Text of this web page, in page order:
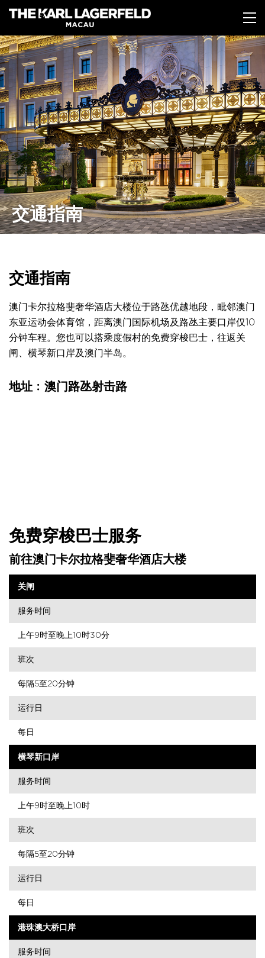
跳
转
到
主
要
内
容
交通指南
交通指南
澳门卡尔拉格斐奢华酒店大楼位于路氹优越地段，毗邻澳门
东亚运动会体育馆，距离澳门国际机场及路氹主要口岸仅10
分钟车程。您也可以搭乘度假村的免费穿梭巴士，往返关
闸、横琴新口岸及澳门半岛。
地址﹕澳门路氹射击路
免费穿梭巴士服务
前往澳门卡尔拉格斐奢华酒店大楼
关闸
服务时间
上午9时至晚上10时30分
班次
每隔5至20分钟
运行日
每日
横琴新口岸
服务时间
上午9时至晚上10时
班次
每隔5至20分钟
运行日
每日
港珠澳大桥口岸
服务时间